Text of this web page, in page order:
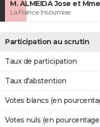
M. ALMEIDA Jose et
La France Insoumise
Participation au scrutin
Taux de participation
Taux d'abstention
Votes blancs (en
Votes nuls (en